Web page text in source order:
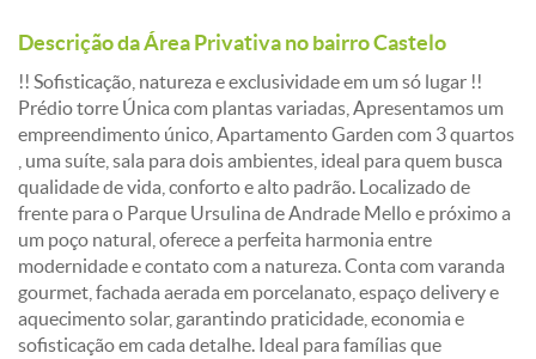
Descrição da Área Privativa no bairro Castelo
!! Sofisticação, natureza e exclusividade em um só lugar !!
Prédio torre Única com plantas variadas, Apresentamos um
empreendimento único, Apartamento Garden com 3 quartos
, uma suíte, sala para dois ambientes, ideal para quem busca
qualidade de vida, conforto e alto padrão. Localizado de
frente para o Parque Ursulina de Andrade Mello e próximo a
um poço natural, oferece a perfeita harmonia entre
modernidade e contato com a natureza. Conta com varanda
gourmet, fachada aerada em porcelanato, espaço delivery e
aquecimento solar, garantindo praticidade, economia e
sofisticação em cada detalhe. Ideal para famílias que